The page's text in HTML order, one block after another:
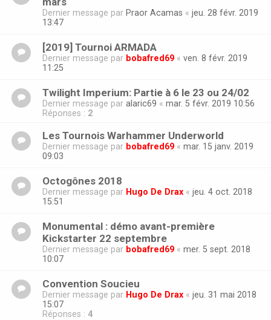
Dernier message par Praor Acamas « jeu. 28 févr. 2019
13:47
[2019] Tournoi ARMADA
Dernier message par bobafred69 « ven. 8 févr. 2019
11:25
Twilight Imperium: Partie à 6 le 23 ou 24/02
Dernier message par alaric69 « mar. 5 févr. 2019 10:56
Réponses : 2
Les Tournois Warhammer Underworld
Dernier message par bobafred69 « mar. 15 janv. 2019
09:03
Octogônes 2018
Dernier message par Hugo De Drax « jeu. 4 oct. 2018
15:51
Monumental : démo avant-première
Kickstarter 22 septembre
Dernier message par bobafred69 « mer. 5 sept. 2018
10:07
Convention Soucieu
Dernier message par Hugo De Drax « jeu. 31 mai 2018
15:07
Réponses : 4